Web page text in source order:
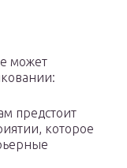
может
предстоит
которое